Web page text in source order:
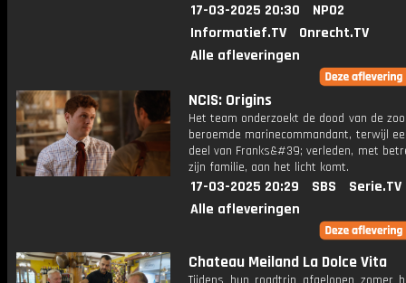
17-03-2025 20:30
NPO2
Informatief.TV
Onrecht.TV
Alle afleveringen
NCIS: Origins
Het team onderzoekt de dood van de
beroemde marinecommandant, terwijl
deel van Franks&#39; verleden, met
zijn familie, aan het licht komt.
17-03-2025 20:29 SBS
Serie.TV
Alle afleveringen
Chateau Meiland La Dolce Vita